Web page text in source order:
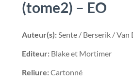
(tome2) – EO
Auteur(s):Sente / Berserik / Van
Editeur:Blake et Mortimer
Reliure:Cartonné